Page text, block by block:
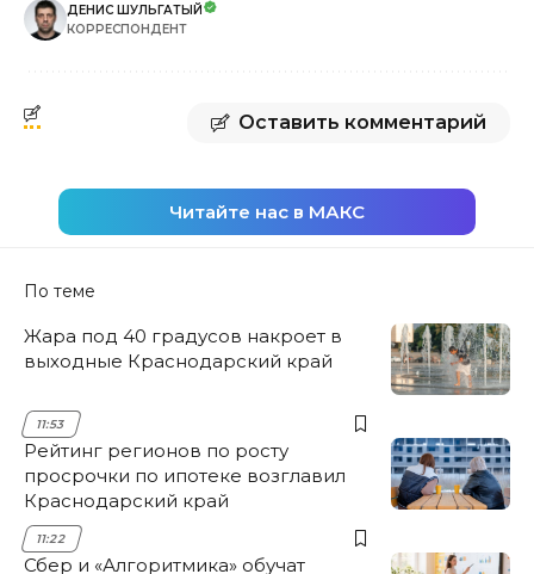
ДЕНИС ШУЛЬГАТЫЙ
КОРРЕСПОНДЕНТ
Оставить комментарий
Читайте нас в МАКС
По теме
Жара под 40 градусов накроет в
выходные Краснодарский край
11:53
Рейтинг регионов по росту
просрочки по ипотеке возглавил
Краснодарский край
11:22
Сбер и «Алгоритмика» обучат